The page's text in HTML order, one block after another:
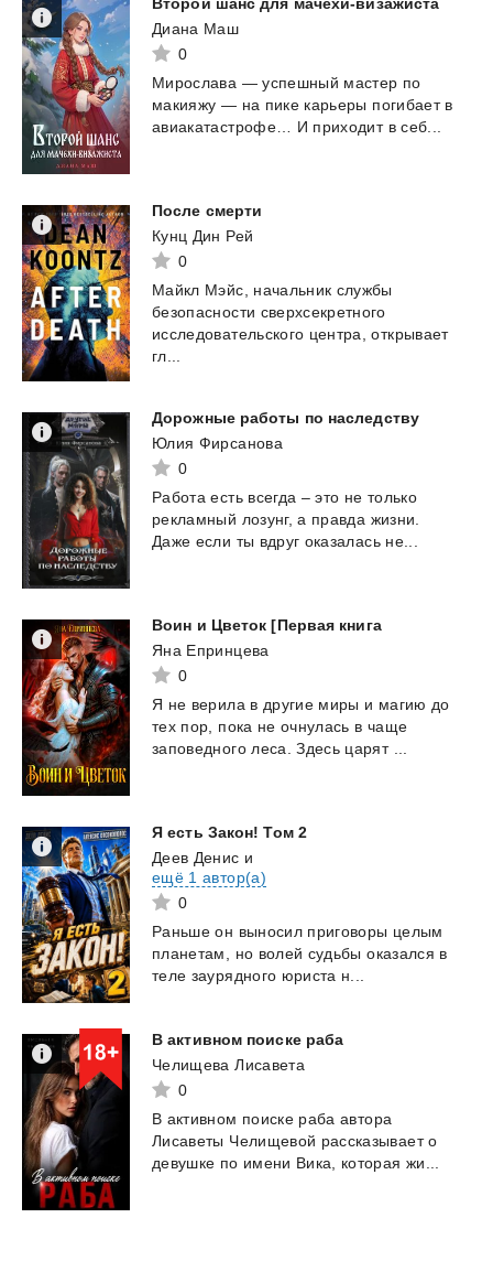
Второй шанс для мачехи-визажиста
Диана Маш
0
Мирослава — успешный мастер по
макияжу — на пике карьеры погибает в
авиакатастрофе… И приходит в себ...
После смерти
Кунц Дин Рей
0
Майкл Мэйс, начальник службы
безопасности сверхсекретного
исследовательского центра, открывает
гл...
Дорожные работы по наследству
Юлия Фирсанова
0
Работа есть всегда – это не только
рекламный лозунг, а правда жизни.
Даже если ты вдруг оказалась не...
Воин и Цветок [Первая книга
Яна Епринцева
0
Я не верила в другие миры и магию до
тех пор, пока не очнулась в чаще
заповедного леса. Здесь царят ...
Я есть Закон! Том 2
Деев Денис и
ещё 1 автор(а)
0
Раньше он выносил приговоры целым
планетам, но волей судьбы оказался в
теле заурядного юриста н...
В активном поиске раба
Челищева Лисавета
0
В активном поиске раба автора
Лисаветы Челищевой рассказывает о
девушке по имени Вика, которая жи...